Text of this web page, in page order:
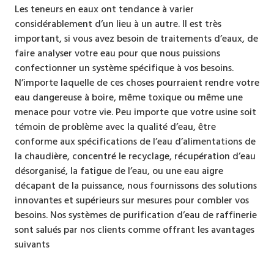
Les teneurs en eaux ont tendance à varier
considérablement d’un lieu à un autre. Il est très
important, si vous avez besoin de traitements d’eaux, de
faire analyser votre eau pour que nous puissions
confectionner un système spécifique à vos besoins.
N’importe laquelle de ces choses pourraient rendre votre
eau dangereuse à boire, même toxique ou même une
menace pour votre vie. Peu importe que votre usine soit
témoin de problème avec la qualité d’eau, être
conforme aux spécifications de l’eau d’alimentations de
la chaudière, concentré le recyclage, récupération d’eau
désorganisé, la fatigue de l’eau, ou une eau aigre
décapant de la puissance, nous fournissons des solutions
innovantes et supérieurs sur mesures pour combler vos
besoins. Nos systèmes de purification d’eau de raffinerie
sont salués par nos clients comme offrant les avantages
suivants